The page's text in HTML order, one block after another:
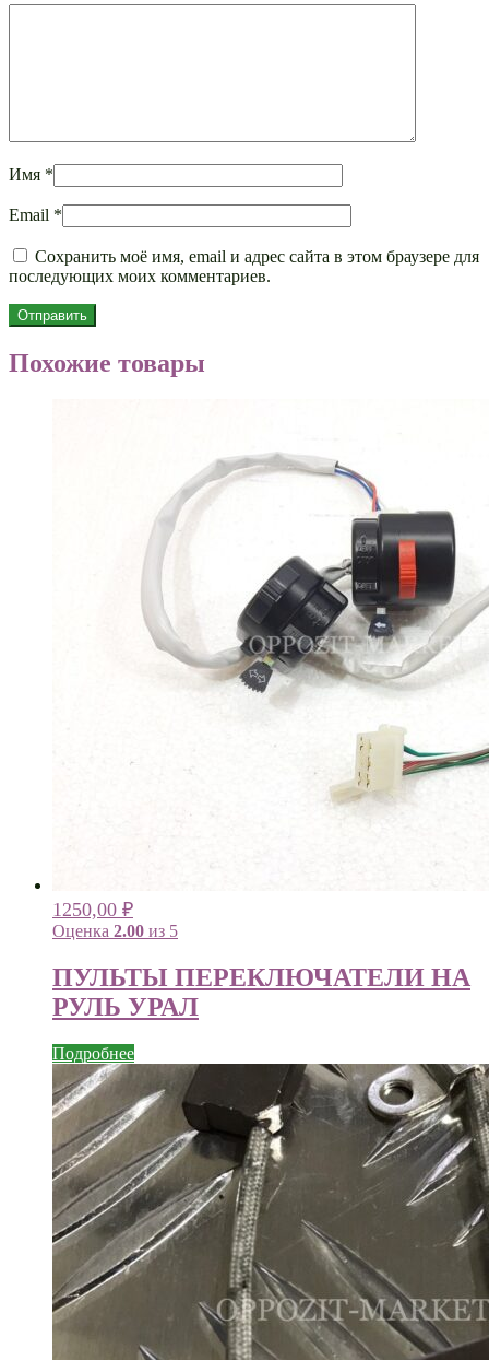
Имя *
Email *
Сохранить моё имя, email и адрес сайта в этом браузере для
последующих моих комментариев.
Похожие товары
1250,00 ₽
Оценка 2.00 из 5
ПУЛЬТЫ ПЕРЕКЛЮЧАТЕЛИ НА
РУЛЬ УРАЛ
Подробнее